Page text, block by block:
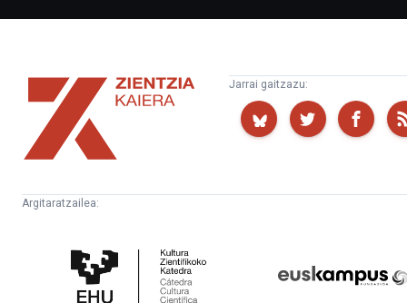
Zientzia
Kaiera
Jarrai gaitzazu:
Argitaratzailea:
Zientifikoko
Katedra